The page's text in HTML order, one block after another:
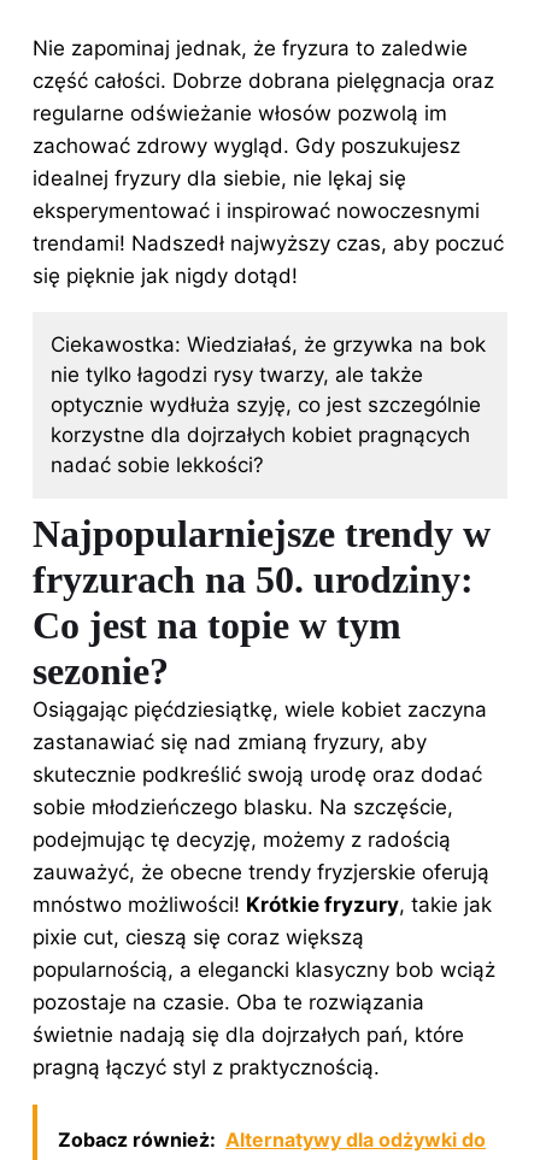
Nie zapominaj jednak, że fryzura to zaledwie
część całości. Dobrze dobrana pielęgnacja oraz
regularne odświeżanie włosów pozwolą im
zachować zdrowy wygląd. Gdy poszukujesz
idealnej fryzury dla siebie, nie lękaj się
eksperymentować i inspirować nowoczesnymi
trendami! Nadszedł najwyższy czas, aby poczuć
się pięknie jak nigdy dotąd!
Ciekawostka: Wiedziałaś, że grzywka na bok
nie tylko łagodzi rysy twarzy, ale także
optycznie wydłuża szyję, co jest szczególnie
korzystne dla dojrzałych kobiet pragnących
nadać sobie lekkości?
Najpopularniejsze trendy w
fryzurach na 50. urodziny:
Co jest na topie w tym
sezonie?
Osiągając pięćdziesiątkę, wiele kobiet zaczyna
zastanawiać się nad zmianą fryzury, aby
skutecznie podkreślić swoją urodę oraz dodać
sobie młodzieńczego blasku. Na szczęście,
podejmując tę decyzję, możemy z radością
zauważyć, że obecne trendy fryzjerskie oferują
mnóstwo możliwości! Krótkie fryzury, takie jak
pixie cut, cieszą się coraz większą
popularnością, a elegancki klasyczny bob wciąż
pozostaje na czasie. Oba te rozwiązania
świetnie nadają się dla dojrzałych pań, które
pragną łączyć styl z praktycznością.
Zobacz również: Alternatywy dla odżywki do